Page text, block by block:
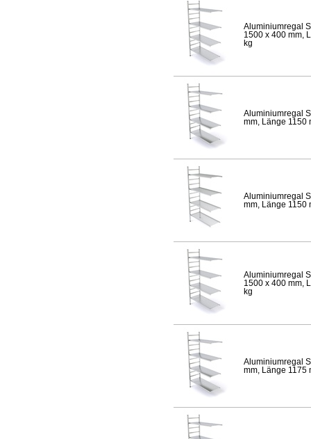
Aluminiumregal
1500 x 400 mm,
kg
Aluminiumregal
mm, Länge 1150
Aluminiumregal
mm, Länge 1150
Aluminiumregal
1500 x 400 mm,
kg
Aluminiumregal
mm, Länge 1175